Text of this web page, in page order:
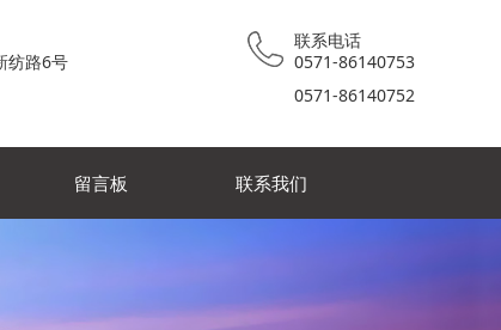
纺路6号
联系电话
0571-86140753
0571-86140752
留言板 联系我们